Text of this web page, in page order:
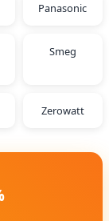
Panasonic
Smeg
Zerowatt